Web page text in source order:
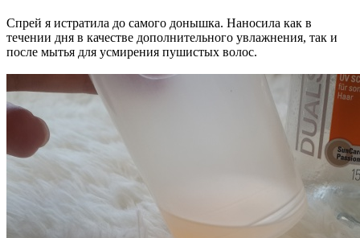
Спрей я истратила до самого донышка. Наносила как в
течении дня в качестве дополнительного увлажнения, так и
после мытья для усмирения пушистых волос.